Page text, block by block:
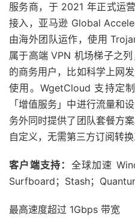
服务商，于 2021 年正式运
接入，亚马逊 Global
由海外团队运作，使用
属于高端 VPN 机场梯子之
的商务用户，比如科学上网
使用。WgetCloud 支持定
「增值服务」中进行流量和
务外同时提供了团队套餐方
自定义，无需第三方订阅转换
客户端支持： 全球加速
Surfboard；Stash；
最高速度超过 1Gbps 带宽